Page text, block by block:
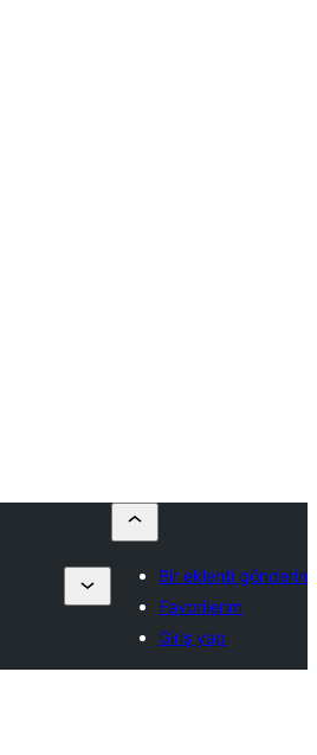
Bir eklenti gönderin
Favorilerim
Giriş yap